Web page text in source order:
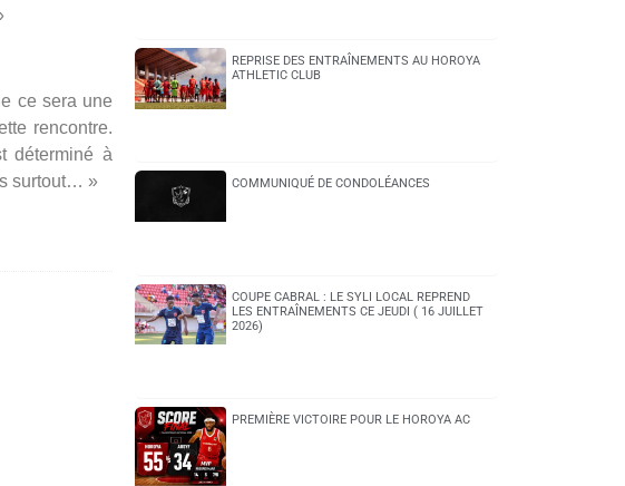
ce sera une
rencontre.
déterminé à
surtout… »
REPRISE DES ENTRAÎNEMENTS AU HOROYA
ATHLETIC CLUB
COMMUNIQUÉ DE CONDOLÉANCES
COUPE CABRAL : LE SYLI LOCAL REPREND
LES ENTRAÎNEMENTS CE JEUDI ( 16 JUILLET
2026)
PREMIÈRE VICTOIRE POUR LE HOROYA AC